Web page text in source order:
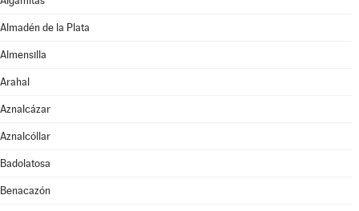
Almadén de la Plata
Almensilla
Arahal
Aznalcázar
Aznalcóllar
Badolatosa
Benacazón